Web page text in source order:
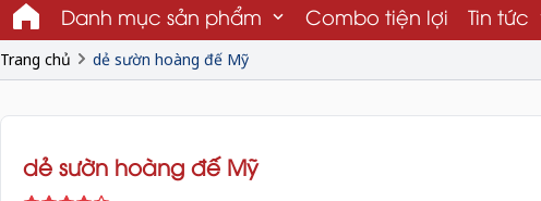
Danh mục sản phẩm Combo tiện lợi Tin tức
Trang chủ dẻ sườn hoàng đế Mỹ
dẻ sườn hoàng đế Mỹ